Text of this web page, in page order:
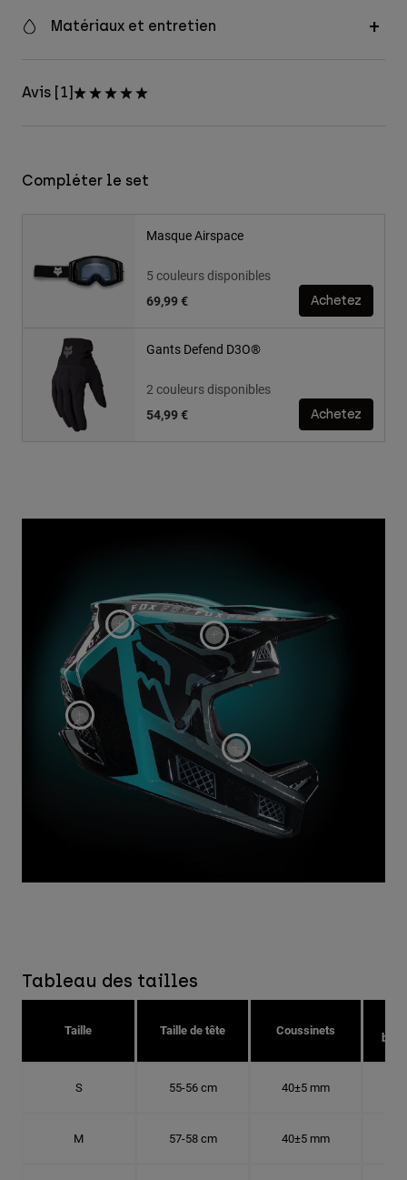
Matériaux et entretien
Avis [1]
Compléter le set
Masque Airspace
5 couleurs disponibles
69,99 €
Achetez
Gants Defend D3O®
2 couleurs disponibles
54,99 €
Achetez
Tableau des tailles
Taille Taille de tête Coussinets
S 55-56 cm 40±5 mm
M 57-58 cm 40±5 mm